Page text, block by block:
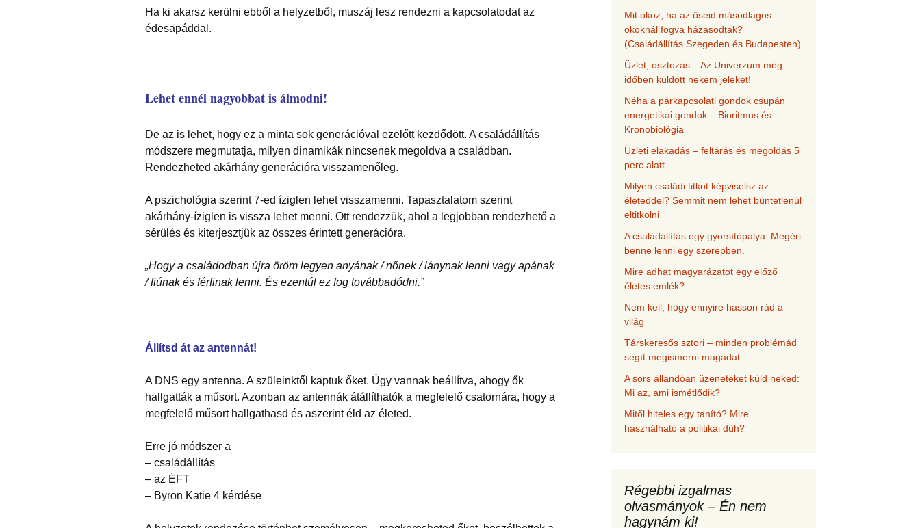
Ha ki akarsz kerülni ebből a helyzetből, muszáj lesz rendezni a kapcsolatodat az
édesapáddal.
Lehet ennél nagyobbat is álmodni!
De az is lehet, hogy ez a minta sok generációval ezelőtt kezdődött. A családállítás
módszere megmutatja, milyen dinamikák nincsenek megoldva a családban.
Rendezheted akárhány generációra visszamenőleg.
A pszichológia szerint 7-ed íziglen lehet visszamenni. Tapasztalatom szerint
akárhány-íziglen is vissza lehet menni. Ott rendezzük, ahol a legjobban rendezhető a
sérülés és kiterjesztjük az összes érintett generációra.
„Hogy a családodban újra öröm legyen anyának / nőnek / lánynak lenni vagy apának
/ fiúnak és férfinak lenni. És ezentúl ez fog továbbadódni.”
Állítsd át az antennát!
A DNS egy antenna. A szüleinktől kaptuk őket. Úgy vannak beállítva, ahogy ők
hallgatták a műsort. Azonban az antennák átállíthatók a megfelelő csatornára, hogy a
megfelelő műsort hallgathasd és aszerint éld az életed.
Erre jó módszer a
– családállítás
– az ÉFT
– Byron Katie 4 kérdése
Mit okoz, ha az őseid másodlagos
okoknál fogva házasodtak?
(Családállítás Szegeden és Budapesten)
Üzlet, osztozás – Az Univerzum még
időben küldött nekem jeleket!
Néha a párkapcsolati gondok csupán
energetikai gondok – Bioritmus és
Kronobiológia
Üzleti elakadás – feltárás és megoldás 5
perc alatt
Milyen családi titkot képviselsz az
életeddel? Semmit nem lehet büntetlenül
eltitkolni
A családállítás egy gyorsítópálya. Megéri
benne lenni egy szerepben.
Mire adhat magyarázatot egy előző
életes emlék?
Nem kell, hogy ennyire hasson rád a
világ
Társkeresős sztori – minden problémád
segít megismerni magadat
A sors állandóan üzeneteket küld neked:
Mi az, ami ismétlődik?
Mitől hiteles egy tanító? Mire
használható a politikai düh?
Régebbi izgalmas
olvasmányok – Én nem
hagynám ki!